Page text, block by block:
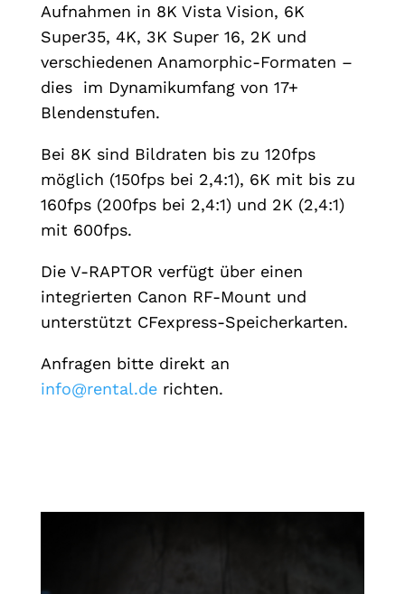
Aufnahmen in 8K Vista Vision, 6K
Super35, 4K, 3K Super 16, 2K und
verschiedenen Anamorphic-Formaten –
dies im Dynamikumfang von 17+
Blendenstufen.
Bei 8K sind Bildraten bis zu 120fps
möglich (150fps bei 2,4:1), 6K mit bis zu
160fps (200fps bei 2,4:1) und 2K (2,4:1)
mit 600fps.
Die V-RAPTOR verfügt über einen
integrierten Canon RF-Mount und
unterstützt CFexpress-Speicherkarten.
Anfragen bitte direkt an
info@rental.de richten.